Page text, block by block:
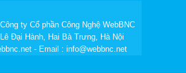
ty Cổ phần Công Nghệ WebBNC
Đại Hành, Hai Bà Trưng, Hà Nội
- Email : info@webbnc.net